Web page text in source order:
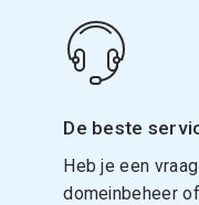
De beste
Heb je een
domeinbeheer